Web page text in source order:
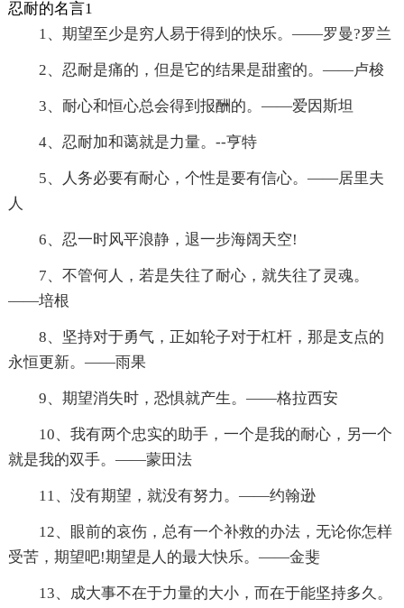
忍耐的名言1
1、期望至少是穷人易于得到的快乐。——罗曼?罗兰
2、忍耐是痛的，但是它的结果是甜蜜的。——卢梭
3、耐心和恒心总会得到报酬的。——爱因斯坦
4、忍耐加和蔼就是力量。--亨特
5、人务必要有耐心，个性是要有信心。——居里夫
人
6、忍一时风平浪静，退一步海阔天空!
7、不管何人，若是失往了耐心，就失往了灵魂。
——培根
8、坚持对于勇气，正如轮子对于杠杆，那是支点的
永恒更新。——雨果
9、期望消失时，恐惧就产生。——格拉西安
10、我有两个忠实的助手，一个是我的耐心，另一个
就是我的双手。——蒙田法
11、没有期望，就没有努力。——约翰逊
12、眼前的哀伤，总有一个补救的办法，无论你怎样
受苦，期望吧!期望是人的最大快乐。——金斐
13、成大事不在于力量的大小，而在于能坚持多久。